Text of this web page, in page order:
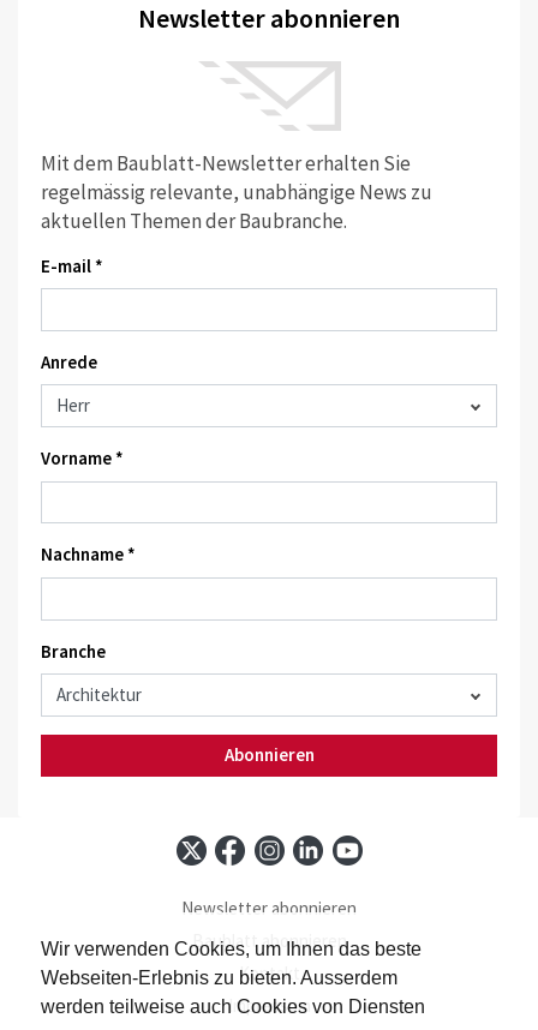
Wir verwenden Cookies, um Ihnen das beste
Webseiten-Erlebnis zu bieten. Ausserdem
werden teilweise auch Cookies von Diensten
Newsletter abonnieren
Mit dem Baublatt-Newsletter erhalten Sie
regelmässig relevante, unabhängige News zu
aktuellen Themen der Baubranche.
E-mail *
Anrede
Vorname *
Nachname *
Branche
Abonnieren
Newsletter abonnieren
Baublatt abonnieren
Kontakt
Impressum